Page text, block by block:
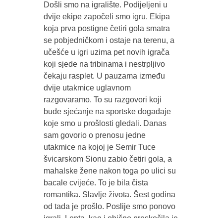
Došli smo na igralište. Podijeljeni u
dvije ekipe započeli smo igru. Ekipa
koja prva postigne četiri gola smatra
se pobjedničkom i ostaje na terenu, a
učešće u igri uzima pet novih igrača
koji sjede na tribinama i nestrpljivo
čekaju rasplet. U pauzama između
dvije utakmice uglavnom
razgovaramo. To su razgovori koji
bude sjećanje na sportske događaje
koje smo u prošlosti gledali. Danas
sam govorio o prenosu jedne
utakmice na kojoj je Semir Tuce
švicarskom Sionu zabio četiri gola, a
mahalske žene nakon toga po ulici su
bacale cvijeće. To je bila čista
romantika. Slavlje života. Šest godina
od tada je prošlo. Poslije smo ponovo